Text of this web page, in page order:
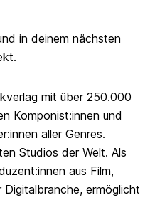
in deinem nächsten
mit über 250.000
Komponist:innen und
aller Genres.
Studios der Welt. Als
aus Film,
Digitalbranche, ermöglicht